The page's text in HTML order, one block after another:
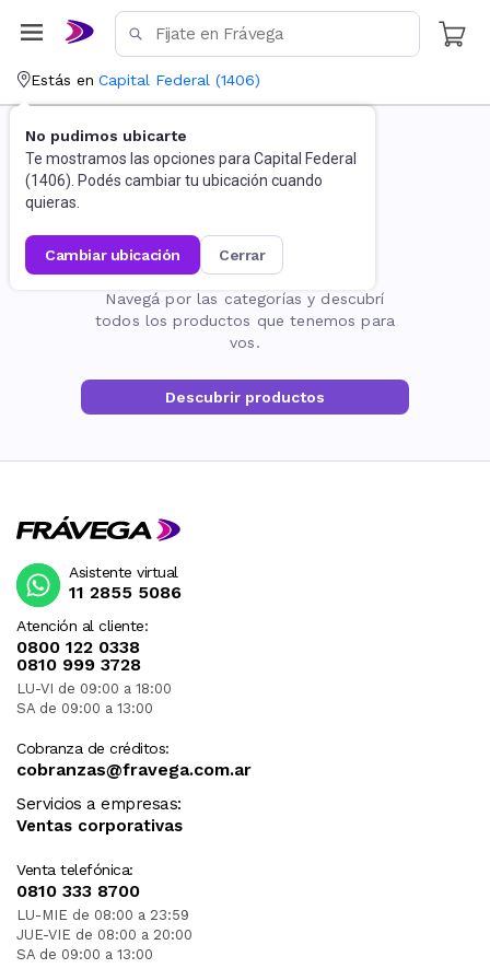
Estás en Capital Federal (1406)
No pudimos ubicarte
Te mostramos las opciones para Capital Federal
(1406). Podés cambiar tu ubicación cuando
quieras.
cambiar ubicación cerrar
La página no existe
Navegá por las categorías y descubrí
todos los productos que tenemos para
vos.
Descubrir productos
Atención al cliente:
0800 122 0338
0810 999 3728
LU-VI de 09:00 a 18:00
SA de 09:00 a 13:00
Cobranza de créditos:
cobranzas@fravega.com.ar
Servicios a empresas:
Ventas corporativas
Venta telefónica:
0810 333 8700
LU-MIE de 08:00 a 23:59
JUE-VIE de 08:00 a 20:00
SA de 09:00 a 13:00
Asistente virtual
11 2855 5086